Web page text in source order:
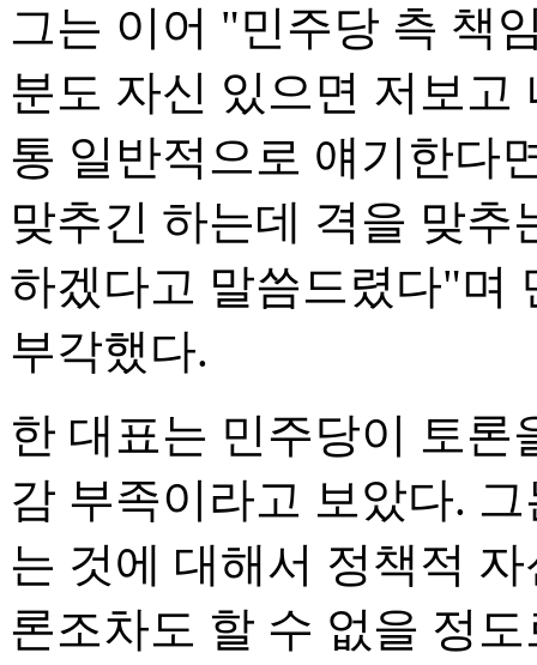
그는 이어 "민주당 측 책
분도 자신 있으면 저보고
통 일반적으로 얘기한다
맞추긴 하는데 격을 맞추
하겠다고 말씀드렸다"며
부각했다.
한 대표는 민주당이 토론
감 부족이라고 보았다.
는 것에 대해서 정책적
론조차도 할 수 없을 정